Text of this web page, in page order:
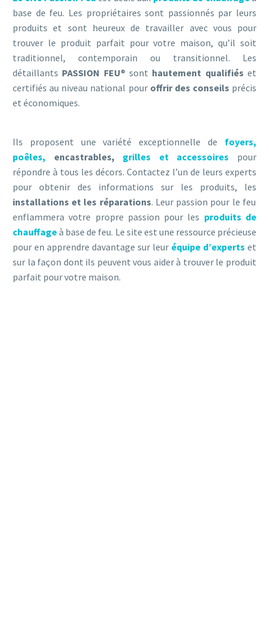
base de feu. Les propriétaires sont passionnés par leurs
produits et sont heureux de travailler avec vous pour
trouver le produit parfait pour votre maison, qu’il soit
traditionnel, contemporain ou transitionnel. Les
détaillants PASSION FEU® sont hautement qualifiés et
certifiés au niveau national pour offrir des conseils précis
et économiques.
Ils proposent une variété exceptionnelle de foyers,
poêles, encastrables, grilles et accessoires pour
répondre à tous les décors. Contactez l’un de leurs experts
pour obtenir des informations sur les produits, les
installations et les réparations. Leur passion pour le feu
enflammera votre propre passion pour les produits de
chauffageà base de feu. Le site est une ressource précieuse
pour en apprendre davantage sur leur équipe d’experts et
sur la façon dont ils peuvent vous aider à trouver le produit
parfait pour votre maison.